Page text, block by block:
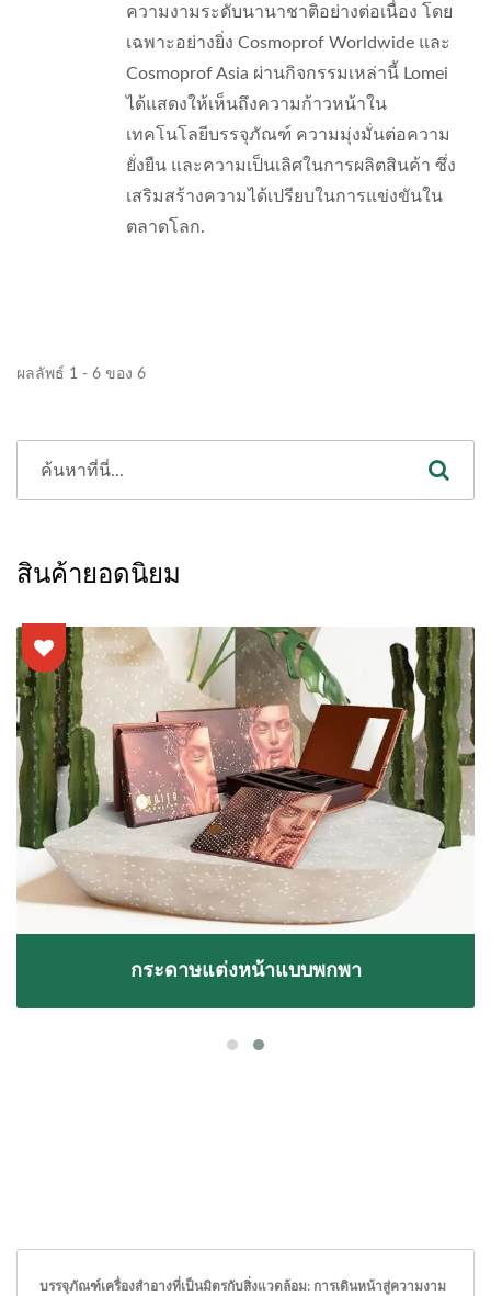
ความงามระดับนานาชาติอย่างต่อเนื่อง โดย
เฉพาะอย่างยิ่ง Cosmoprof Worldwide และ
Cosmoprof Asia ผ่านกิจกรรมเหล่านี้ Lomei
ได้แสดงให้เห็นถึงความก้าวหน้าใน
เทคโนโลยีบรรจุภัณฑ์ ความมุ่งมั่นต่อความ
ยั่งยืน และความเป็นเลิศในการผลิตสินค้า ซึ่ง
เสริมสร้างความได้เปรียบในการแข่งขันใน
ตลาดโลก.
ผลลัพธ์ 1 - 6 ของ 6
สินค้ายอดนิยม
กระดาษแต่งหน้าแบบพกพา
บรรจุภัณฑ์เครื่องสำอางที่เป็นมิตรกับสิ่งแวดล้อม: การเดินหน้าสู่ความงาม